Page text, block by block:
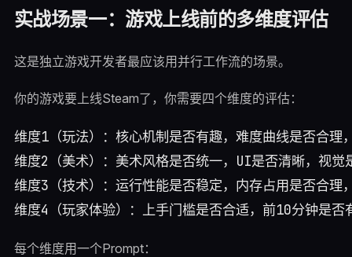
实战场景一：游戏上线前的多维度评估
这是独立游戏开发者最应该用并行工作流的场景。
你的游戏要上线Steam了，你需要四个维度的评估：
维度1（玩法）：核心机制是否有趣，难度曲线是否合理
维度2（美术）：美术风格是否统一，UI是否清晰，视觉
维度3（技术）：运行性能是否稳定，内存占用是否合理
每个维度用一个Prompt：